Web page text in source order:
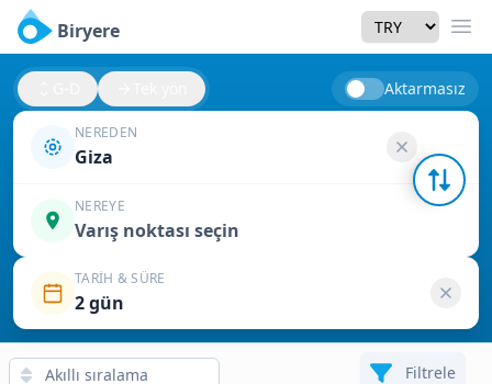
Biryere Currency
Aktarmasız
NEREDEN
Giza
NEREYE
Varış noktası seçin
TARIH & SÜRE
2 gün
Filtrele